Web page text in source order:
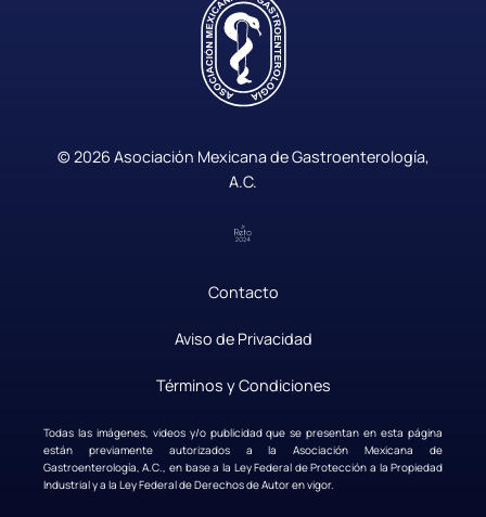
© 2026 Asociación Mexicana de Gastroenterología,
A.C.
Contacto
Aviso de Privacidad
Términos y Condiciones
Todas las imágenes, videos y/o publicidad que se presentan en esta página
están previamente autorizados a la Asociación Mexicana de
Gastroenterología, A.C., en base a la Ley Federal de Protección a la Propiedad
Industrial y a la Ley Federal de Derechos de Autor en vigor.